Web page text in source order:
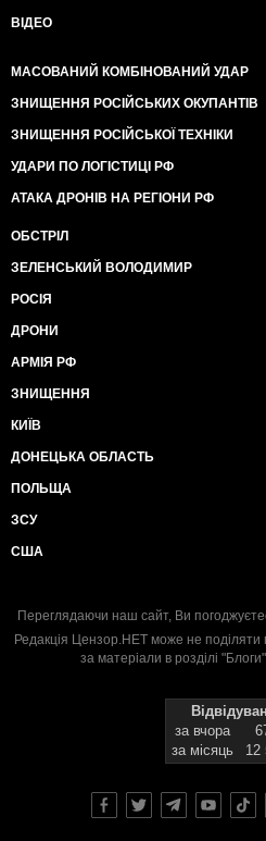
ВІДЕО
МАСОВАНИЙ КОМБІНОВАНИЙ УДАР
ЗНИЩЕННЯ РОСІЙСЬКИХ ОКУПАНТІВ
ЗНИЩЕННЯ РОСІЙСЬКОЇ ТЕХНІКИ
УДАРИ ПО ЛОГІСТИЦІ РФ
АТАКА ДРОНІВ НА РЕГІОНИ РФ
ОБСТРІЛ
ЗЕЛЕНСЬКИЙ ВОЛОДИМИР
РОСІЯ
ДРОНИ
АРМІЯ РФ
ЗНИЩЕННЯ
КИЇВ
ДОНЕЦЬКА ОБЛАСТЬ
ПОЛЬЩА
ЗСУ
США
Переглядаючи наш сайт, Ви
Редакція Цензор.НЕТ може не поділяти
за матеріали в розділі
за вчора
за місяць
12